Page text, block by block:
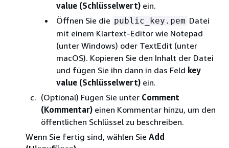
value (Schlüsselwert) ein.
Öffnen Sie die public_key.pem Datei
mit einem Klartext-Editor wie Notepad
(unter Windows) oder TextEdit (unter
macOS). Kopieren Sie den Inhalt der Datei
und fügen Sie ihn dann in das Feld key
value (Schlüsselwert) ein.
(Optional) Fügen Sie unter Comment
(Kommentar) einen Kommentar hinzu, um den
öffentlichen Schlüssel zu beschreiben.
Wenn Sie fertig sind, wählen Sie Add